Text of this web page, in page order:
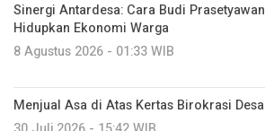
Sinergi Antardesa: Cara Budi Prasetyawan
Hidupkan Ekonomi Warga
8 Agustus 2026 - 01:33 WIB
Menjual Asa di Atas Kertas Birokrasi Desa